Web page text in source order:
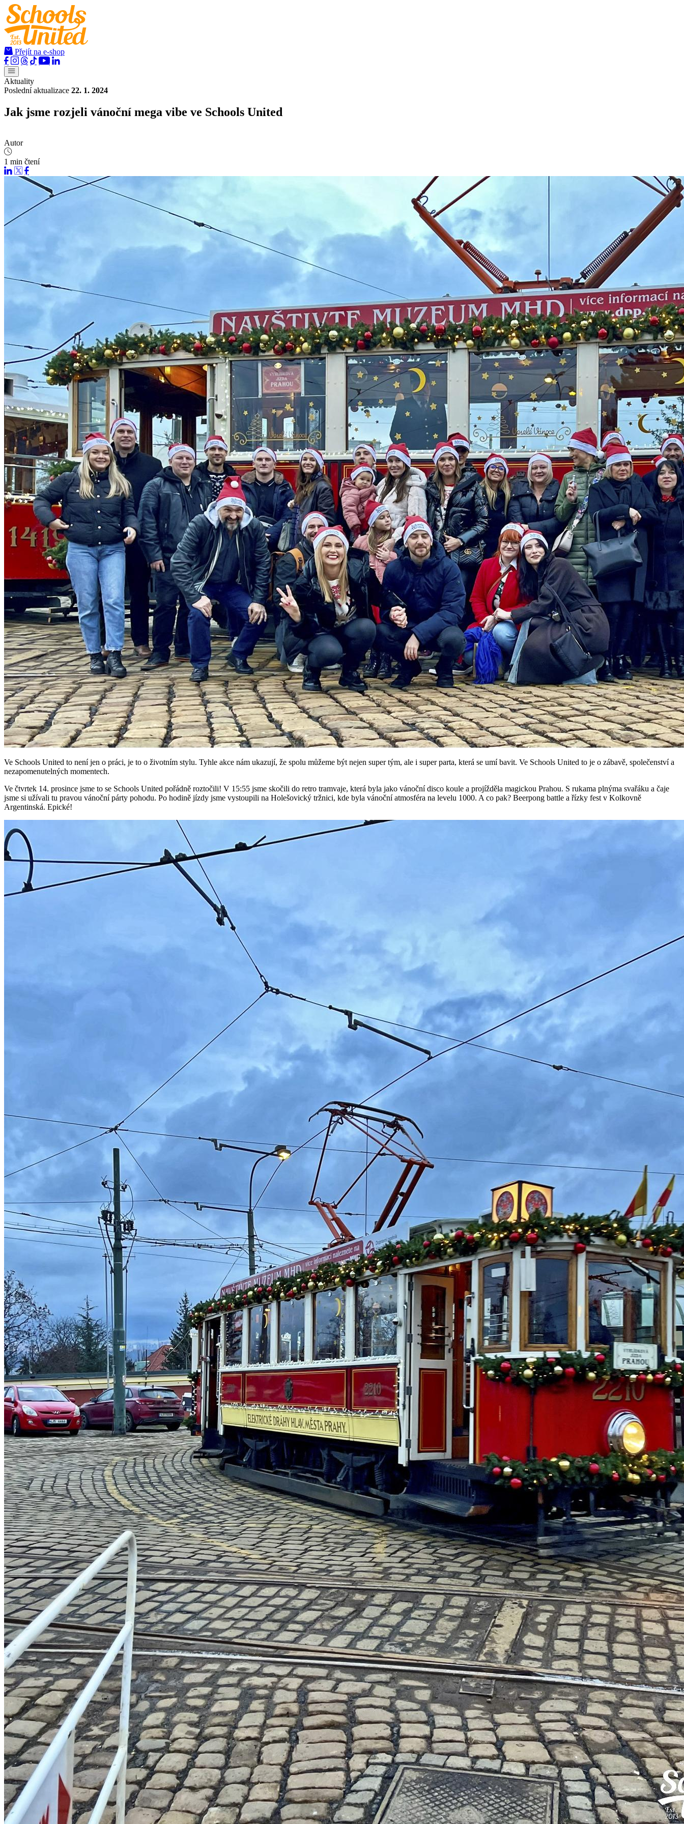
Přejít na e-shop
Aktuality
Poslední aktualizace 22. 1. 2024
Jak jsme rozjeli vánoční mega vibe ve Schools United
Autor
1 min čtení
Ve Schools United to není jen o práci, je to o životním stylu. Tyhle akce nám ukazují, že spolu můžeme být nejen super tým, ale i super parta, která se umí bavit. Ve Schools United to je o zábavě, společenství a
nezapomenutelných momentech.
Ve čtvrtek 14. prosince jsme to se Schools United pořádně roztočili! V 15:55 jsme skočili do retro tramvaje, která byla jako vánoční disco koule a projížděla magickou Prahou. S rukama plnýma svařáku a čaje
jsme si užívali tu pravou vánoční párty pohodu. Po hodině jízdy jsme vystoupili na Holešovický tržnici, kde byla vánoční atmosféra na levelu 1000. A co pak? Beerpong battle a řízky fest v Kolkovně
Argentinská. Epické!